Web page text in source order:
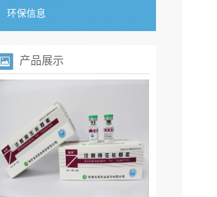
环保信息
产品展示